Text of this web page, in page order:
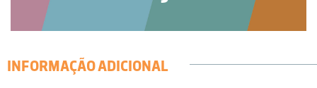
INFORMAÇÃO ADICIONAL